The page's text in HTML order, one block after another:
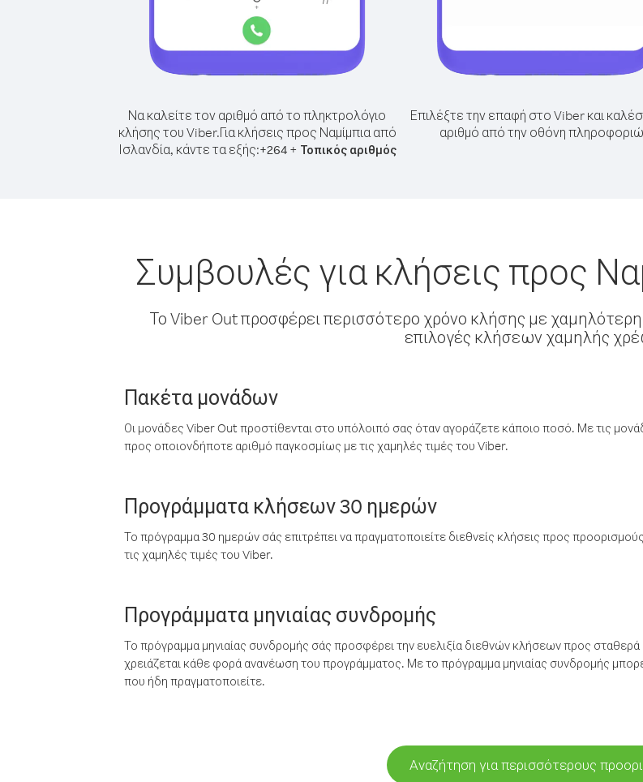
Να καλείτε τον αριθμό από το πληκτρολόγιο
κλήσης του Viber.Για κλήσεις προς Ναμίμπια από
Ισλανδία, κάντε τα εξής:+264+ Τοπικός αριθμός
Επιλέξτε την επαφή στο Viber και
αριθμό από την οθόνη
Συμβουλές για κλήσεις προς
Το Viber Out προσφέρει περισσότερο χρόνο κλήσης με
επιλογές κλήσεων χαμηλής
Πακέτα μονάδων
Οι μονάδες Viber Out προστίθενται στο υπόλοιπό σας όταν αγοράζετε κάποιο ποσό. Με τις
προς οποιονδήποτε αριθμό παγκοσμίως με τις χαμηλές τιμές του Viber.
Προγράμματα κλήσεων 30 ημερών
Το πρόγραμμα 30 ημερών σάς επιτρέπει να πραγματοποιείτε διεθνείς κλήσεις προς
τις χαμηλές τιμές του Viber.
Προγράμματα μηνιαίας συνδρομής
Το πρόγραμμα μηνιαίας συνδρομής σάς προσφέρει την ευελιξία διεθνών κλήσεων προς σταθερά
χρειάζεται κάθε φορά ανανέωση του προγράμματος. Με το πρόγραμμα μηνιαίας συνδρομής
που ήδη πραγματοποιείτε.
Αναζήτηση για περισσότερους